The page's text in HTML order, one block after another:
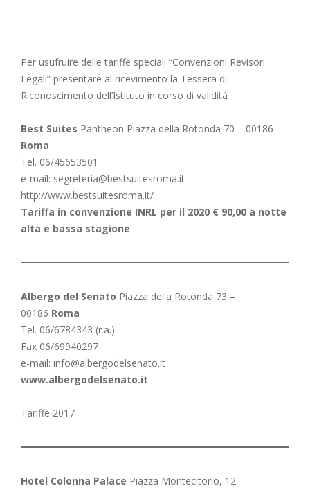
Per usufruire delle tariffe speciali “Convenzioni Revisori
Legali” presentare al ricevimento la Tessera di
Riconoscimento dell’Istituto in corso di validità
Best Suites Pantheon Piazza della Rotonda 70 – 00186
Roma
Tel. 06/45653501
e-mail: segreteria@bestsuitesroma.it
http://www.bestsuitesroma.it/
Tariffa in convenzione INRL per il 2020 € 90,00 a notte
alta e bassa stagione
Albergo del Senato Piazza della Rotonda 73 –
00186 Roma
Tel. 06/6784343 (r.a.)
Fax 06/69940297
e-mail: info@albergodelsenato.it
www.albergodelsenato.it
Tariffe 2017
Hotel Colonna Palace Piazza Montecitorio, 12 –